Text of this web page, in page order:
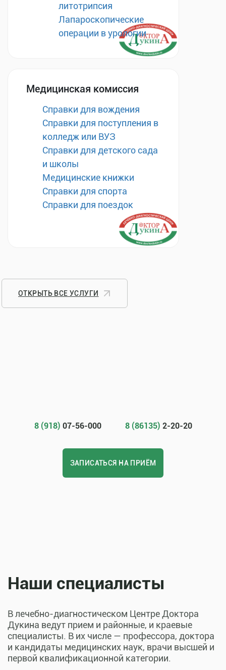
литотрипсия
Лапароскопические
операции в урологии
Медицинская комиссия
Справки для вождения
Справки для поступления в
колледж или ВУЗ
Справки для детского сада
и школы
Медицинские книжки
Справки для спорта
Справки для поездок
ОТКРЫТЬ ВСЕ УСЛУГИ
8 (918) 07-56-000 8 (86135) 2-20-20
ЗАПИСАТЬСЯ НА ПРИЁМ
Наши специалисты
В лечебно-диагностическом Центре Доктора
Дукина ведут прием и районные, и краевые
специалисты. В их числе — профессора, доктора
и кандидаты медицинских наук, врачи высшей и
первой квалификационной категории.